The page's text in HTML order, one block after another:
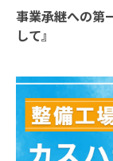
事業承継への第
して』